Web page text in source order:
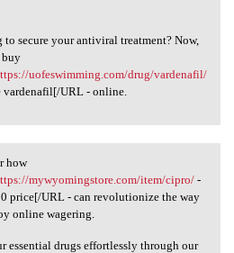
secure your antiviral treatment? Now,
buy
uofeswimming.com/drug/vardenafil/
vardenafil[/URL - online.
how [URL=https:/
how
mywyomingstore.com/item/cipro/-
price[/URL - can revolutionize the way
online wagering.
essential drugs effortlessly through our